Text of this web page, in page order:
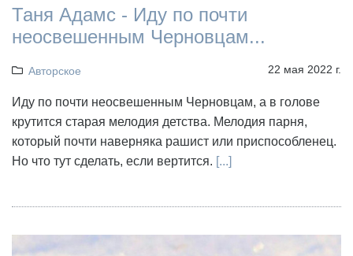
Таня Адамс - Иду по почти
неосвешенным Черновцам...
Авторское 22 мая 2022 г.
Иду по почти неосвешенным Черновцам, а в голове
крутится старая мелодия детства. Мелодия парня,
который почти наверняка рашист или приспособленец.
Но что тут сделать, если вертится. [...]